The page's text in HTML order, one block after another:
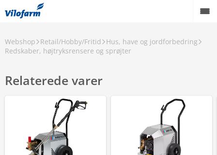
Webshop Retail/Hobby/Fritid
Hus, have og jordforbedring
Redskaber, højtryksrensere og sprøjter
Relaterede varer